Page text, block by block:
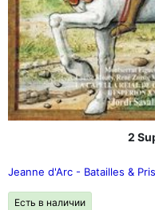
2
Jeanne d'Arc - Batailles &
Есть в наличии